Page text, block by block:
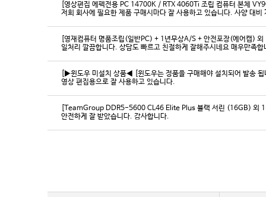
[영상편집 에펙전용 PC 14700K / RTX 4060Ti 조립 컴퓨터 본체
[영재컴퓨터 명품조립(일반PC) + 1년무상A/S + 안전포장(에어캡)
일처리 깔끔합니다. 상담도 빠르고 친절하게 잘해주시네요 매우만족
[▶윈도우 미설치 상품◀ [윈도우는 정품을 구매해야 설치되어 발송
영상 편집용으로 잘 사용하고 있습니다.
[TeamGroup DDR5-5600 CL46 Elite Plus 블랙 서린 (16GB) 외
안전하게 잘 받았습니다. 감사합니다.